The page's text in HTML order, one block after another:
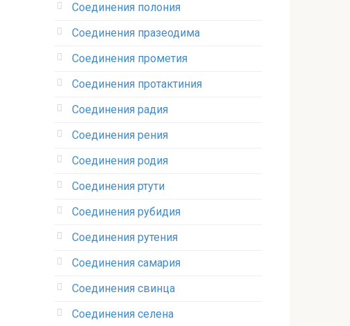
Соединения полония‎
Соединения празеодима‎
Соединения прометия‎
Соединения протактиния‎
Соединения радия‎
Соединения рения‎
Соединения родия‎
Соединения ртути‎
Соединения рубидия‎
Соединения рутения‎
Соединения самария‎
Соединения свинца‎
Соединения селена‎